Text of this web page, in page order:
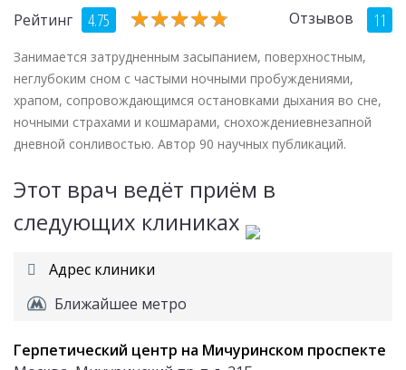
Рейтинг 4.75 ★★★★★
★★★★★ Отзывов 11
Занимается затрудненным засыпанием, поверхностным,
неглубоким сном с частыми ночными пробуждениями,
храпом, сопровождающимся остановками дыхания во сне,
ночными страхами и кошмарами, снохождениевнезапной
дневной сонливостью. Автор 90 научных публикаций.
Этот врач ведёт приём в
следующих клиниках
Адрес клиники
Ближайшее метро
Герпетический центр на Мичуринском проспекте